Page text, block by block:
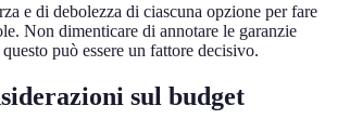
e di debolezza di ciascuna opzione per fare
Non dimenticare di annotare le garanzie
può essere un fattore decisivo.
sul budget